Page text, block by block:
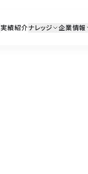
実績紹介ナレッジ 企業情報